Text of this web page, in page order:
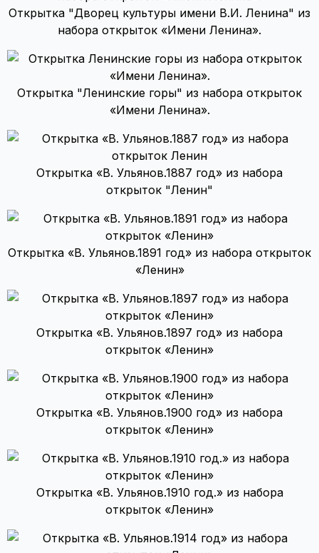
Открытка "Дворец культуры имени В.И. Ленина" из
набора открыток «Имени Ленина».
Открытка "Ленинские горы" из набора открыток
«Имени Ленина».
Открытка «В. Ульянов.1887 год» из набора
открыток "Ленин"
Открытка «В. Ульянов.1891 год» из набора открыток
«Ленин»
Открытка «В. Ульянов.1897 год» из набора
открыток «Ленин»
Открытка «В. Ульянов.1900 год» из набора
открыток «Ленин»
Открытка «В. Ульянов.1910 год.» из набора
открыток «Ленин»